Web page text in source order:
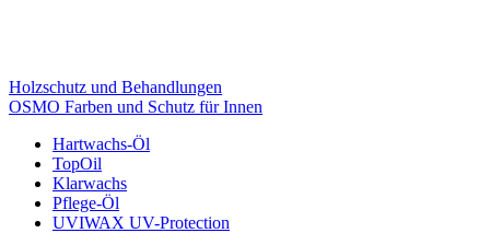
Holzschutz und Behandlungen
OSMO Farben und Schutz für Innen
Hartwachs-Öl
TopOil
Klarwachs
Pflege-Öl
UVIWAX UV-Protection